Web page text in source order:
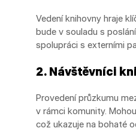
Vedení knihovny hraje
bude v souladu s
spolupráci s externími
2. Návštěvníci
Provedení průzkumu
v rámci komunity.
což ukazuje na bohaté